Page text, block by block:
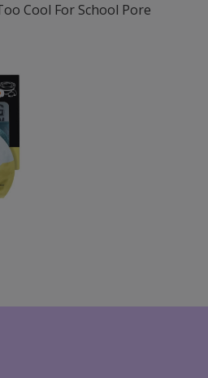
Cool For School Pore